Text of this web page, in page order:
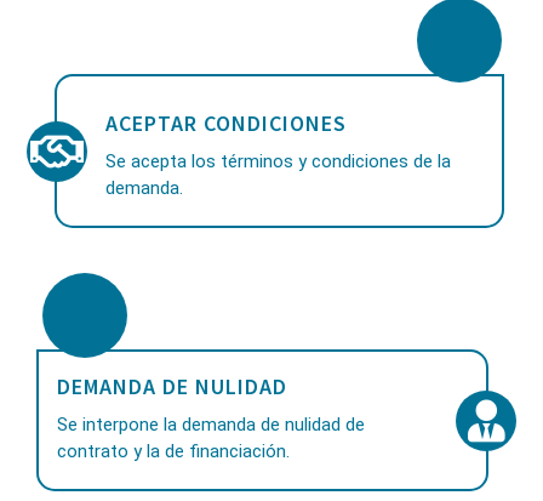
ACEPTAR CONDICIONES
Se acepta los términos y condiciones de la
demanda.
DEMANDA DE NULIDAD
Se interpone la demanda de nulidad de
contrato y la de financiación.